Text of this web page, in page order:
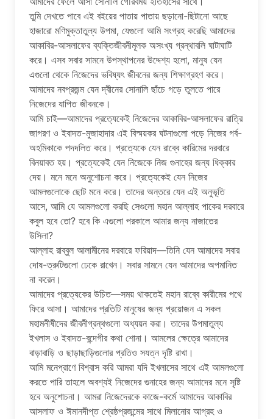
তুমি দেখতে পাবে এই বইয়ের পাতায় পাতায় ছড়ানো-ছিটানো আছে
হাজারো মণিমুক্তাতুল্য উপমা, যেগুলো আমি সংগ্রহ করেছি আমাদের
আকাবির-আসলাফের ব্যক্তিজীবনীমূলক অসংখ্য গ্রন্থাবলি ঘাটাঘাটি
করে। এসব সবার সামনে উপস্থাপনের উদ্দেশ্য হলো, মানুষ যেন
এগুলো থেকে নিজেদের ভবিষ্যৎ জীবনের জন্য শিক্ষাগ্রহণ করে।
আমাদের নবপ্রজন্ম যেন দ্বীনের সোনালি ছাঁচে গড়ে তুলতে পারে
নিজেদের যাপিত জীবনকে।
আমি চাই—আমাদের প্রত্যেকেই নিজেদের আকাবির-আসলাফের রাত্রি
জাগরণ ও ইবাদত-মুজাহাদার এই বিস্ময়কর ঘটনাগুলো পড়ে নিজের গর্ব-
অহমিকাকে পদদলিত করে। প্রত্যেকে যেন রাব্বে কারিমের দরবারে
বিনয়াবত হয়। প্রত্যেকেই যেন নিজেকে নিজ গুনাহের জন্য ধিক্কার
দেয়। মনে মনে অনুশোচনা করে। প্রত্যেকেই যেন নিজের
আমলগুলোকে ছোট মনে করে। তাদের অন্তরে যেন এই অনুভূতি
আসে, আমি যে আমলগুলো করছি সেগুলো মহান আল্লাহ পাকের দরবারে
কবুল হবে তো? হবে কি এগুলো পরকালে আমার জন্য নাজাতের
উসিলা?
আল্লাহ রাব্বুল আলামীনের দরবারে ফরিয়াদ—তিনি যেন আমাদের সবার
দোষ-ত্রুটিগুলো ঢেকে রাখেন। সবার সামনে যেন আমাদের অপমানিত
না করেন।
আমাদের প্রত্যেকের উচিত—সময় থাকতেই মহান রাব্বে কারীমের পথে
ফিরে আসা। আমাদের প্রতিটি মানুষের জন্য প্রয়োজন এ সকল
মহামনীষীদের জীবনীগ্রন্থগুলো অধ্যয়ন করা। তাদের উপমাতুল্য
ইখলাস ও ইবাদত-বন্দেগীর কথা শোনা। আমলের ক্ষেত্রে আমাদের
বাড়াবাড়ি ও ছাড়াছাড়িগুলোর প্রতিও সযত্ন দৃষ্টি রাখা।
আমি মনেপ্রাণে বিশ্বাস করি আমরা যদি ইখলাসের সাথে এই আমলগুলো
করতে পারি তাহলে অবশ্যই নিজেদের গুনাহের জন্য আমাদের মনে সৃষ্টি
হবে অনুশোচনা। আমরা নিজেদেরকে কাজে-কর্মে আমাদের আকাবির
আসলাফ ও ঈমানদীপ্ত শ্রেষ্ঠপ্রজন্মের সাথে মিলানোর আগ্রহ ও